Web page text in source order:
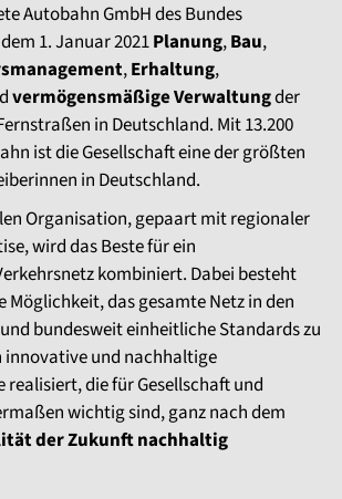
Autobahn GmbH des Bundes
1. Januar 2021Planung,Bau,
,Erhaltung,
vermögensmäßige Verwaltungder
in Deutschland. Mit 13.200
ist die Gesellschaft eine der größten
in Deutschland.
Organisation, gepaart mit regionaler
wird das Beste für ein
kombiniert. Dabei besteht
Möglichkeit, das gesamte Netz in den
bundesweit einheitliche Standards zu
innovative und nachhaltige
die für Gesellschaft und
wichtig sind, ganz nach dem
der Zukunft nachhaltig